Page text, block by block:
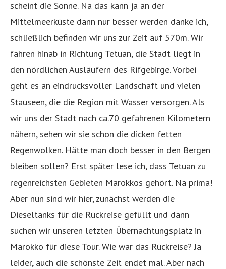
scheint die Sonne. Na das kann ja an der
Mittelmeerküste dann nur besser werden danke ich,
schließlich befinden wir uns zur Zeit auf 570m. Wir
fahren hinab in Richtung Tetuan, die Stadt liegt in
den nördlichen Ausläufern des Rifgebirge. Vorbei
geht es an eindrucksvoller Landschaft und vielen
Stauseen, die die Region mit Wasser versorgen. Als
wir uns der Stadt nach ca.70 gefahrenen Kilometern
nähern, sehen wir sie schon die dicken fetten
Regenwolken. Hätte man doch besser in den Bergen
bleiben sollen? Erst später lese ich, dass Tetuan zu
regenreichsten Gebieten Marokkos gehört. Na prima!
Aber nun sind wir hier, zunächst werden die
Dieseltanks für die Rückreise gefüllt und dann
suchen wir unseren letzten Übernachtungsplatz in
Marokko für diese Tour. Wie war das Rückreise? Ja
leider, auch die schönste Zeit endet mal. Aber nach